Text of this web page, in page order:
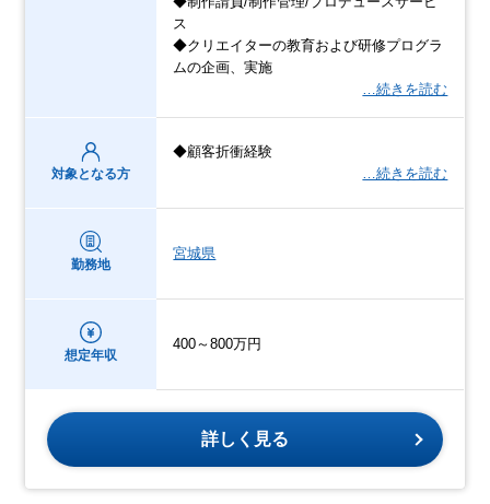
ス
◆クリエイターの教育および研修プログラ
ムの企画、実施
…続きを読む
対象となる方
◆顧客折衝経験
…続きを読む
勤務地
宮城県
想定年収
400～800万円
詳しく見る